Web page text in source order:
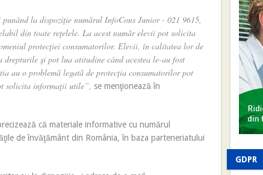
la dispoziţie numărul InfoCons Junior - 021 9615,
din toate reţelele. La acest număr elevii pot solicita
protecţiei consumatorilor. Elevii, în calitatea lor de
şi pot lua atitudine când acestea le-au fost
au o problemă legată de protecţia consumatorilor pot
solicita informaţii utile”, se menţionează în
că materiale informative cu numărul
de învăţământ din România, în baza parteneriatului
GDPR